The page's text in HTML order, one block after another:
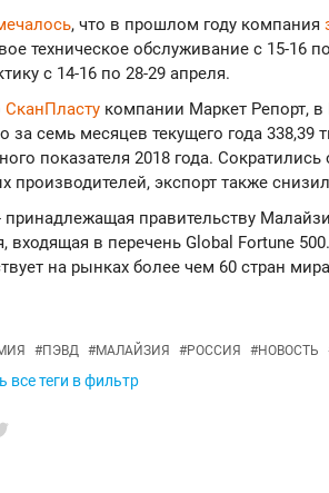
, что в прошлом году компания
техническое обслуживание c 15-16
с 14-16 по 28-29 апреля.
СканПласту компании Маркет Репорт,
за семь месяцев текущего года 338,39
показателя 2018 года.
производителей, экспорт также
принадлежащая правительству
входящая в перечень Global Fortune
на рынках более чем 60 стран
#ПЭВД #МАЛАЙЗИЯ #РОССИЯ #НОВОСТЬ
все теги в фильтр